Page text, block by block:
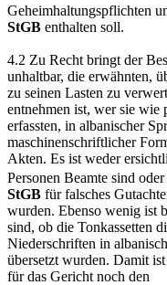
Geheimhaltungspflichten
StGB enthalten soll.
4.2 Zu Recht bringt der
unhaltbar, die erwähnten,
zu seinen Lasten zu
entnehmen ist, wer sie wie
erfassten, in albanischer
maschinenschriftlicher
Akten. Es ist weder
Personen Beamte sind
StGB für falsches
wurden. Ebenso wenig ist
sind, ob die Tonkassetten
Niederschriften in
übersetzt wurden. Damit
für das Gericht noch den